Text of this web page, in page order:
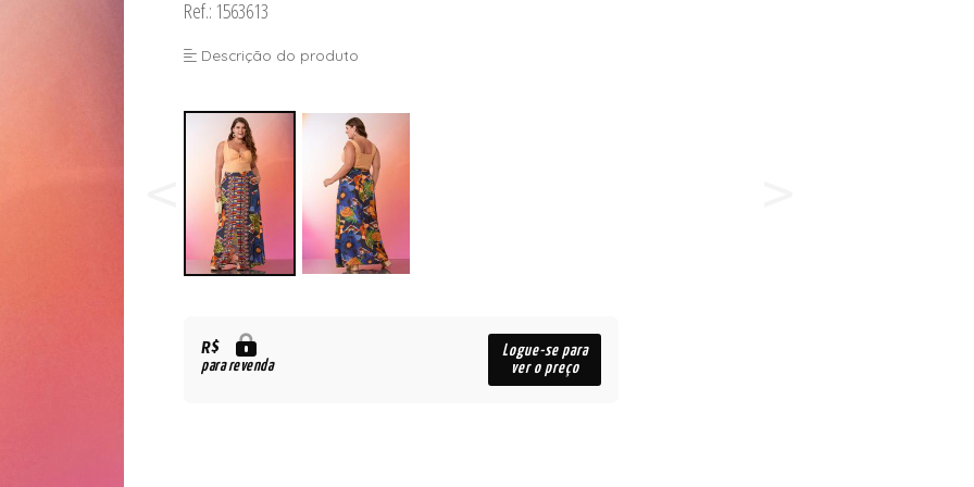
Ref.: 1563613
Descrição do produto
R$
para revenda
Logue-se para
ver o preço